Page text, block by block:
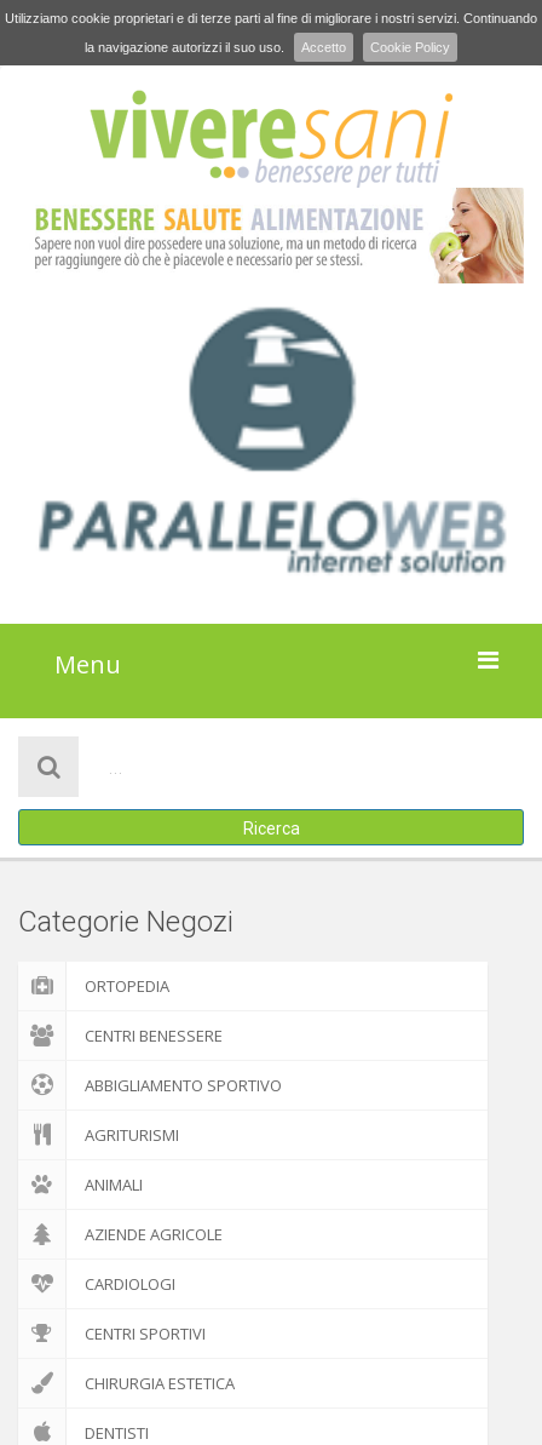
Utilizziamo cookie proprietari e di terze parti al fine di migliorare i nostri servizi. Continuando
la navigazione autorizzi il suo uso.
Accetto Cookie Policy
Menu
ATTIVITÀ
IL PROGETTO
Ricerca
Categorie Negozi
ORTOPEDIA
CENTRI BENESSERE
ABBIGLIAMENTO SPORTIVO
AGRITURISMI
ANIMALI
AZIENDE AGRICOLE
CARDIOLOGI
CENTRI SPORTIVI
CHIRURGIA ESTETICA
DENTISTI